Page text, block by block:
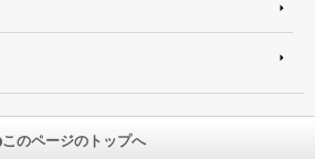
このページのトップへ